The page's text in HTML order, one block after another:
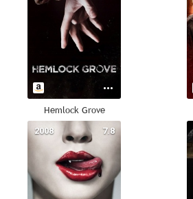
Hemlock Grove
7.8
2008